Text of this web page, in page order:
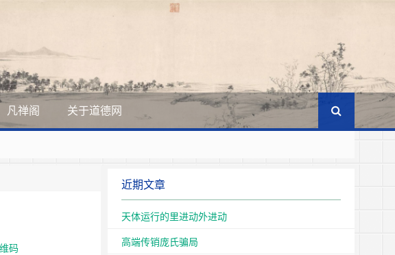
凡禅阁 关于道德网
华美德、中华文化的主体。
码
近期文章
天体运行的里进动外进动
高端传销庞氏骗局